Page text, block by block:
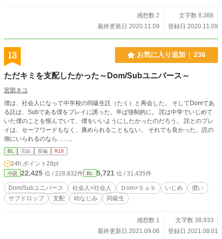
感想数 2
文字数 8,388
最終更新日 2020.11.09
登録日 2020.11.09
13 お気に入り追加 236
ただキミを支配したかった～Dom/Subユニバース～
宮部ネコ
僕は、社会人になって中学校の同級生託（たく）と再会した。 そしてDomであ
る託は、Subである僕をプレイに誘った。半ば強制的に。 詫は中学でいじめて
いた僕のことを恨んでいて、僕をいいようにしたかったのだろう。 詫とのプレ
イは、セーフワードもなく、褒められることもない。 それでも良かった。詫の
側にいられるのなら……。
BL 完結 長編 R18
24h.ポイント 28pt
小説 22,425 位 / 228,832件 BL 5,721 位 / 31,435件
Dom/Subユニバース 社会人×社会人 Ｄom×Ｓｕｂ いじめ
償い
サブドロップ
支配 幼なじみ 同級生
感想数 1
文字数 38,933
最終更新日 2021.09.06
登録日 2021.08.01